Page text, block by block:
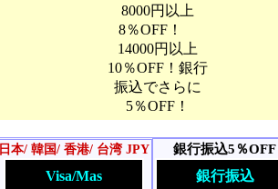
8000円以上
8％OFF！
14000円以上
10％OFF！銀行
振込でさらに
5％OFF！
日本/ 韓国/ 香港/ 台湾 JPY
Visa/Mas
銀行振込5％OFF
銀行振込